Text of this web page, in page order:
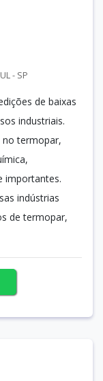
- SP
de baixas
industriais.
no termopar,
importantes.
indústrias
de termopar,